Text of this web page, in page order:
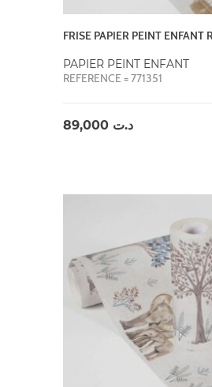
FRISE PAPIER PEINT ENFANT
PAPIER PEINT ENFANT
REFERENCE = 771351
د.ت